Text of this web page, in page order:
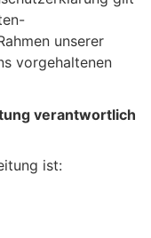
unserer
vorgehaltenen
verantwortlich
ist: